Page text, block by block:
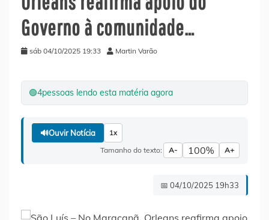
Governo à comunidade…
sáb 04/10/2025 19:33 Martin Varão
🟢4pessoas lendo esta matéria agora
🔊Ouvir Notícia 1x
Tamanho do texto: A- 100% A+
📅 04/10/2025 19h33